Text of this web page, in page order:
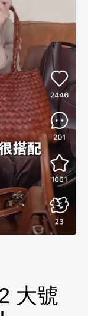
大號